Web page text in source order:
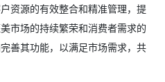
资源的有效整合和精准管理，提
市场的持续繁荣和消费者需求的
善其功能，以满足市场需求，共